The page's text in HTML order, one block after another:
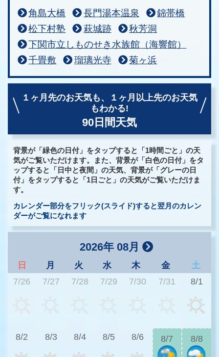
角島大橋 長門湯本温泉
錦帯橋
松下村塾
萩城跡
秋芳洞
下関市立しものせき水族館（海響館）
千畳敷
瑠璃光寺 菊ヶ浜
１ヶ月先のお天気も、
１ヶ月以上先のお天気
もわかる!
90日間天気
背景が「緑色の日付」をタップすると「1時間ごと」の天
気がご覧いただけます。また、背景が「白色の日付」をタ
ップすると「日中と夜間」の天気、背景が「グレーの日
付」をタップすると「1日ごと」の天気がご覧いただけま
す。
カレンダー部分をフリック(スライド)すると翌月のカレン
ダーがご覧になれます
2026年 08月
日 月 火 水 木 金
土
7/26
7/27 7/28 7/29 7/30 7/31 8/1
8/2 8/3 8/4 8/5 8/6 8/7 8/8